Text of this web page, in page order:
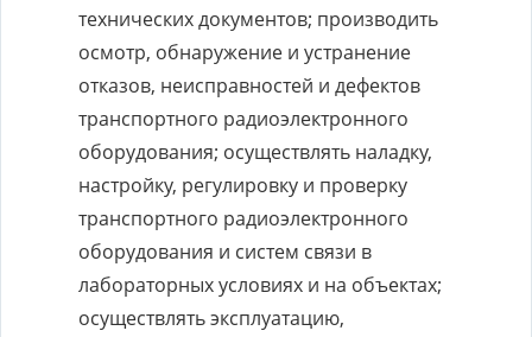
технических документов; производить
осмотр, обнаружение и устранение
отказов, неисправностей и дефектов
транспортного радиоэлектронного
оборудования; осуществлять наладку,
настройку, регулировку и проверку
транспортного радиоэлектронного
оборудования и систем связи в
лабораторных условиях и на объектах;
осуществлять эксплуатацию,